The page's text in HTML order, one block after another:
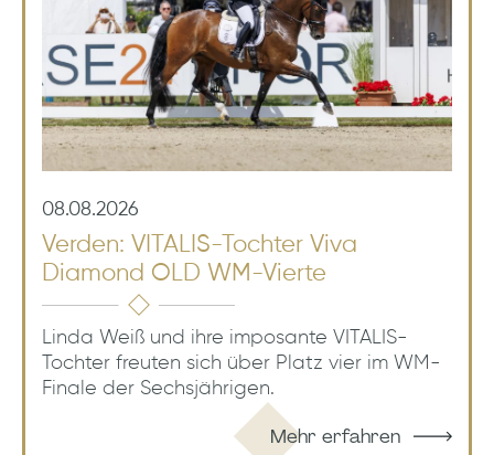
08.08.2026
Verden: VITALIS-Tochter Viva
Diamond OLD WM-Vierte
Linda Weiß und ihre imposante VITALIS-
Tochter freuten sich über Platz vier im WM-
Finale der Sechsjährigen.
Mehr erfahren